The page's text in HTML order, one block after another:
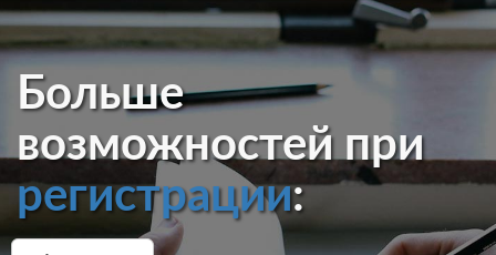
Больше
возможностей при
регистрации: